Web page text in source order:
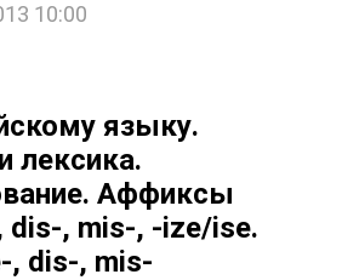
10:00
языку.
лексика.
Аффиксы
dis-, mis-, -ize/ise.
dis-, mis-